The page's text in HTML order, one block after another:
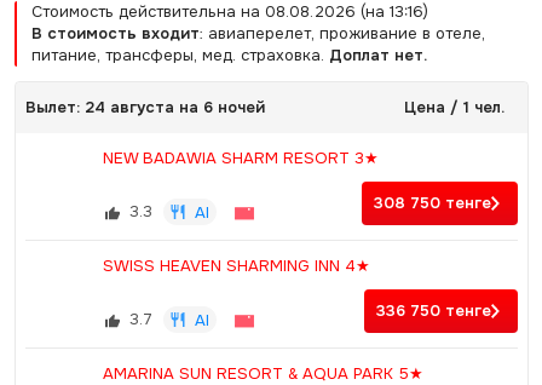
Стоимость действительна на 08.08.2026 (на 13:16)
В стоимость входит: авиаперелет, проживание в отеле,
питание, трансферы, мед. страховка. Доплат нет.
Вылет: 24 августа на 6 ночей Цена / 1 чел.
NEW BADAWIA SHARM RESORT 3★
3.3 AI 308 750 тенге
SWISS HEAVEN SHARMING INN 4★
3.7 AI 336 750 тенге
AMARINA SUN RESORT & AQUA PARK 5★